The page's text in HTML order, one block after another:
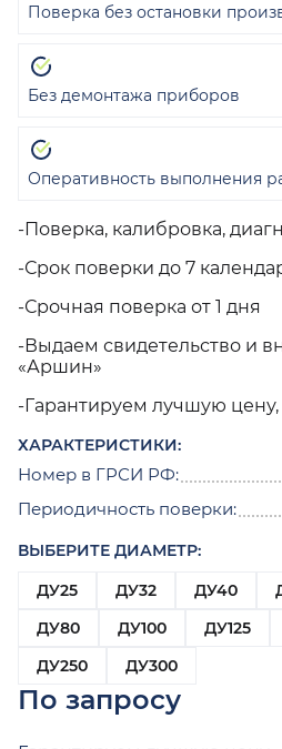
-Поверка, калибровка,
-Срок поверки до 7
-Срочная поверка от 1 дня
-Выдаем свидетельство и
«Аршин»
-Гарантируем лучшую цену,
ХАРАКТЕРИСТИКИ:
Номер в ГРСИ РФ:
Периодичность поверки:
ВЫБЕРИТЕ ДИАМЕТР:
ДУ25
ДУ32 ДУ40
ДУ80
ДУ100 ДУ125
ДУ250
ДУ300
По запросу
Поверка без остановки
Без демонтажа приборов
Оперативность выполнения